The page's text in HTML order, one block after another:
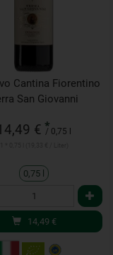
Cantina Fiorentino
San Giovanni
€ *
/ 0,75 l
0,75 l
14,49 €